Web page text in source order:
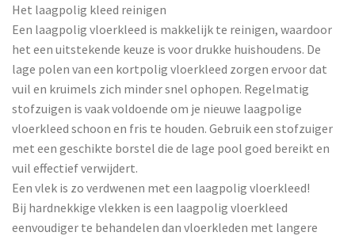
Het laagpolig kleed reinigen
Een laagpolig vloerkleed is makkelijk te reinigen, waardoor
het een uitstekende keuze is voor drukke huishoudens. De
lage polen van een kortpolig vloerkleed zorgen ervoor dat
vuil en kruimels zich minder snel ophopen. Regelmatig
stofzuigen is vaak voldoende om je nieuwe laagpolige
vloerkleed schoon en fris te houden. Gebruik een stofzuiger
met een geschikte borstel die de lage pool goed bereikt en
vuil effectief verwijdert.
Een vlek is zo verdwenen met een laagpolig vloerkleed!
Bij hardnekkige vlekken is een laagpolig vloerkleed
eenvoudiger te behandelen dan vloerkleden met langere